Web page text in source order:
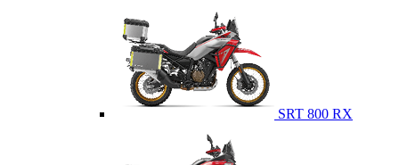
SRT 800 RX